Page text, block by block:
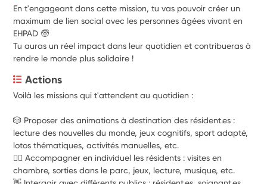
En t'engageant dans cette mission, tu vas pouvoir créer un
maximum de lien social avec les personnes âgées vivant en
EHPAD 🧓
Tu auras un réel impact dans leur quotidien et contribueras à
rendre le monde plus solidaire !
Actions
Voilà les missions qui t'attendent au quotidien :
🎲 Proposer des animations à destination des résident.es :
lecture des nouvelles du monde, jeux cognitifs, sport adapté,
lotos thématiques, activités manuelles, etc.
🚶‍♀️ Accompagner en individuel les résidents : visites en
chambre, sorties dans le parc, jeux, lecture, musique, etc.